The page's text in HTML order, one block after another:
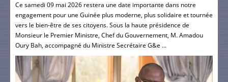
Ce samedi 09 mai 2026 restera une date importante dans notre
engagement pour une Guinée plus moderne, plus solidaire et tournée
vers le bien-être de ses citoyens. Sous la haute présidence de
Monsieur le Premier Ministre, Chef du Gouvernement, M. Amadou
Oury Bah, accompagné du Ministre Secrétaire G&e ...